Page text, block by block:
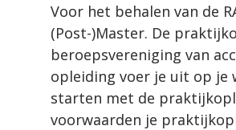
Voor het behalen van de
(Post-)Master. De
beroepsvereniging van
opleiding voer je uit op je
starten met de
voorwaarden je